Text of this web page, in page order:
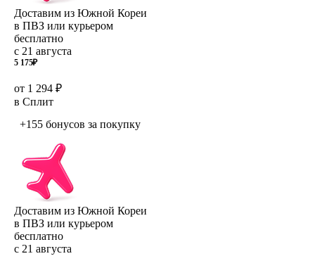
Доставим из Южной Кореи
в ПВЗ или курьером
бесплатно
с 21 августа
5 175₽
от 1 294 ₽
в Сплит
+155 бонусов за покупку
Доставим из Южной Кореи
в ПВЗ или курьером
бесплатно
с 21 августа